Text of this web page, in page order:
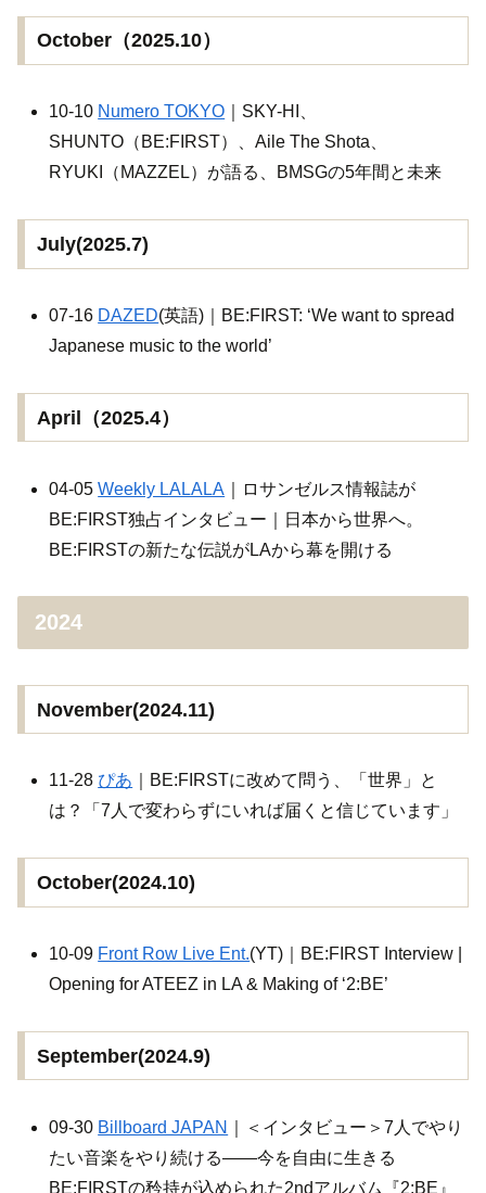
October（2025.10）
10-10 Numero TOKYO ｜SKY-HI、
SHUNTO（BE:FIRST）、Aile The Shota、
RYUKI（MAZZEL）が語る、BMSGの5年間と未来
July(2025.7)
07-16 DAZED(英語)｜BE:FIRST: ‘We want to spread
Japanese music to the world’
April（2025.4）
04-05Weekly LALALA ｜ロサンゼルス情報誌が
BE:FIRST独占インタビュー｜日本から世界へ。
BE:FIRSTの新たな伝説がLAから幕を開ける
2024
November(2024.11)
11-28 ぴあ ｜BE:FIRSTに改めて問う、「世界」と
は？「7人で変わらずにいれば届くと信じています」
October(2024.10)
10-09 Front Row Live Ent.(YT)｜BE:FIRST Interview |
Opening for ATEEZ in LA & Making of ‘2:BE’
September(2024.9)
09-30 Billboard JAPAN
｜＜インタビュー＞7人でやり
たい音楽をやり続ける――今を自由に生きる
BE:FIRSTの矜持が込められた2ndアルバム『2:BE』